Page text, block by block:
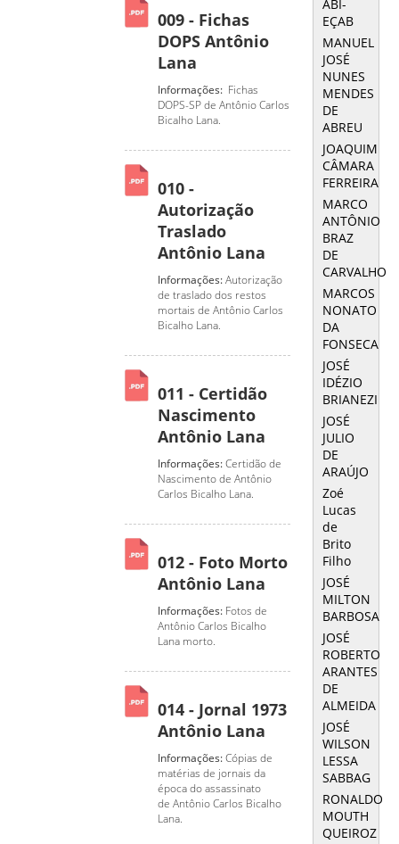
009 - Fichas
DOPS Antônio
Lana
Informações: Fichas
DOPS-SP de Antônio Carlos
Bicalho Lana.
010 -
Autorização
Traslado
Antônio Lana
Informações:Autorização
de traslado dos restos
mortais de Antônio Carlos
Bicalho Lana.
011 - Certidão
Nascimento
Antônio Lana
Informações:Certidão de
Nascimento de Antônio
Carlos Bicalho Lana.
012 - Foto Morto
Antônio Lana
Informações: Fotos de
Antônio Carlos Bicalho
Lana morto.
014 - Jornal 1973
Antônio Lana
Informações:Cópias de
matérias de jornais da
época do assassinato
de Antônio Carlos Bicalho
Lana.
ABI-
EÇAB
MANUEL
JOSÉ
NUNES
MENDES
DE
ABREU
JOAQUIM
CÂMARA
FERREIRA
MARCO
ANTÔNIO
BRAZ
DE
CARVALHO
MARCOS
NONATO
DA
FONSECA
JOSÉ
IDÉZIO
BRIANEZI
JOSÉ
JULIO
DE
ARAÚJO
Zoé
Lucas
de
Brito
Filho
JOSÉ
MILTON
BARBOSA
JOSÉ
ROBERTO
ARANTES
DE
ALMEIDA
JOSÉ
WILSON
LESSA
SABBAG
RONALDO
MOUTH
QUEIROZ